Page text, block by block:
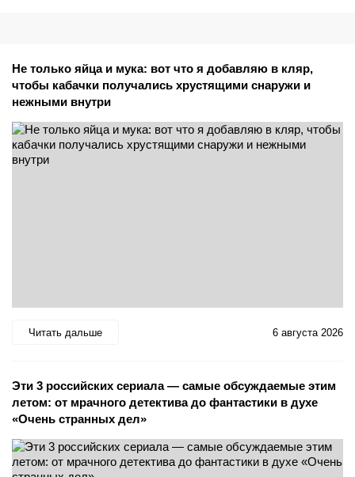
Не только яйца и мука: вот что я добавляю в кляр,
чтобы кабачки получались хрустящими снаружи и
нежными внутри
Читать дальше 6 августа 2026
Эти 3 российских сериала — самые обсуждаемые этим
летом: от мрачного детектива до фантастики в духе
«Очень странных дел»